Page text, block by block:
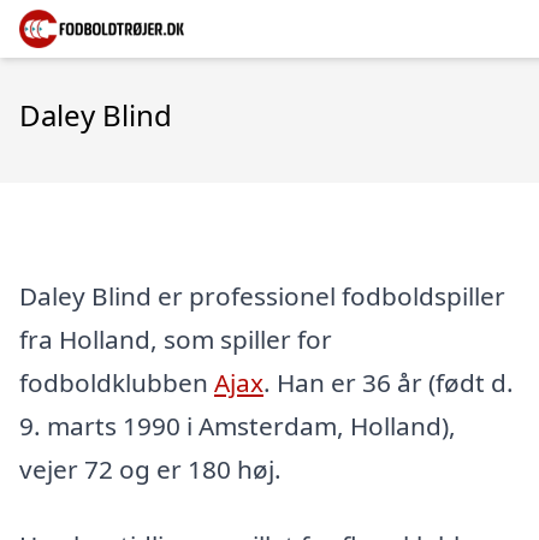
Daley Blind
Daley Blind er professionel fodboldspiller
fra Holland, som spiller for
fodboldklubben Ajax. Han er 36 år (født d.
9. marts 1990 i Amsterdam, Holland),
vejer 72 og er 180 høj.